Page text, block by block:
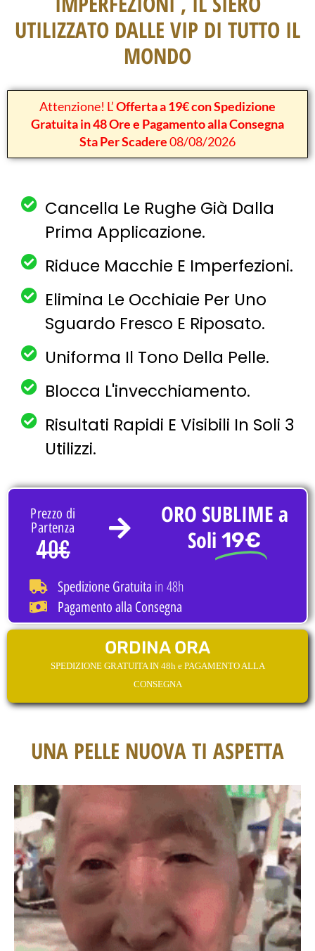
UTILIZZATO DALLE VIP DI TUTTO IL
MONDO
Attenzione! L’Offerta a 19€ con Spedizione
Gratuita in 48 Ore e Pagamento alla Consegna
Sta Per Scadere08/08/2026
Cancella Le Rughe Già Dalla
Prima Applicazione.
Riduce Macchie E Imperfezioni.
Elimina Le Occhiaie Per Uno
Sguardo Fresco E Riposato.
Uniforma Il Tono Della Pelle.
Blocca L'invecchiamento.
Risultati Rapidi E Visibili In Soli 3
Utilizzi.
Prezzo di
Partenza
40€
ORO SUBLIME a
Soli 19€
Spedizione Gratuita in 48h
Pagamento alla Consegna
ORDINA ORA
SPEDIZIONE GRATUITA IN 48h e PAGAMENTO ALLA
CONSEGNA
UNA PELLE NUOVA TI ASPETTA